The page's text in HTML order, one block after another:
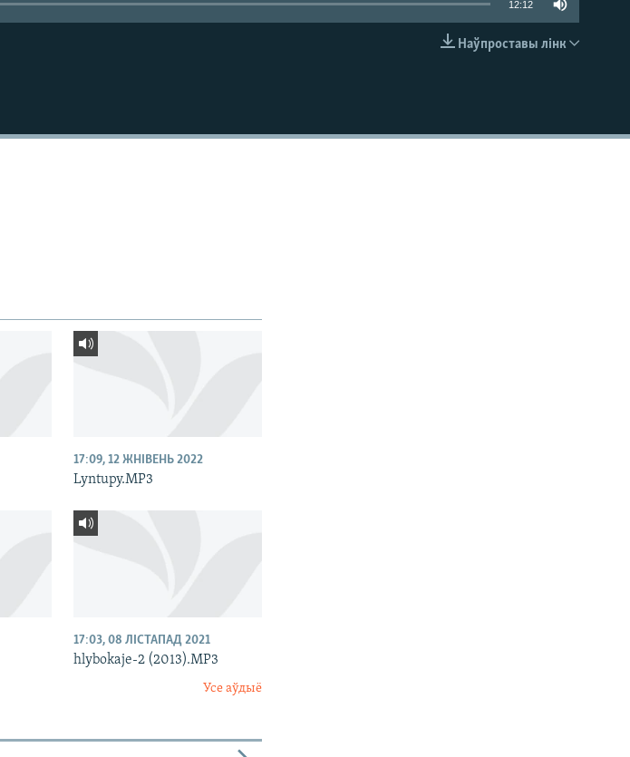
12:12
Наўпроставы лінк
17:09, 12 ЖНІВЕНЬ 2022
Lyntupy.MP3
17:03, 08 ЛІСТАПАД 2021
hlybokaje-2 (2013).MP3
Усе аўдыё